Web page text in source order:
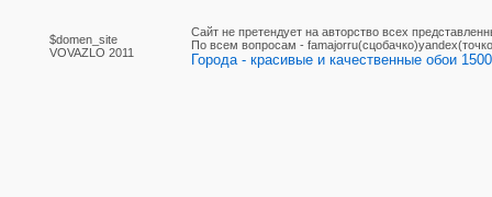
$domen_site
VOVAZLO 2011
Сайт не претендует на авторство всех
По вcем вопросам -
Города - красивые и качественные обои